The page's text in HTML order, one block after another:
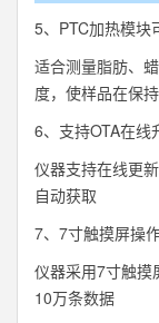
5、PTC加热模
适合测量脂肪、
度，使样品在保
6、支持OTA在线
仪器支持在线更
自动获取
7、7寸触摸屏操
仪器采用7寸触摸
10万条数据